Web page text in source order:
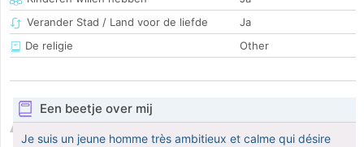
Verander Stad / Land voor de liefde
Ja
De religie
Other
Een beetje over mij
Je suis un jeune homme très ambitieux et calme qui désire